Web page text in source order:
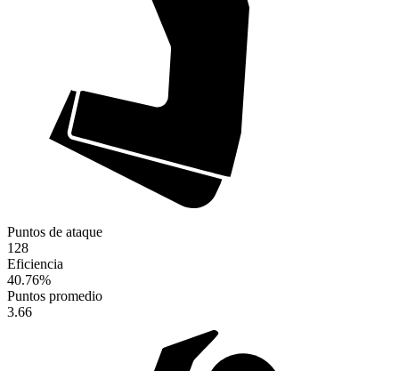
Puntos de ataque
128
Eficiencia
40.76%
Puntos promedio
3.66